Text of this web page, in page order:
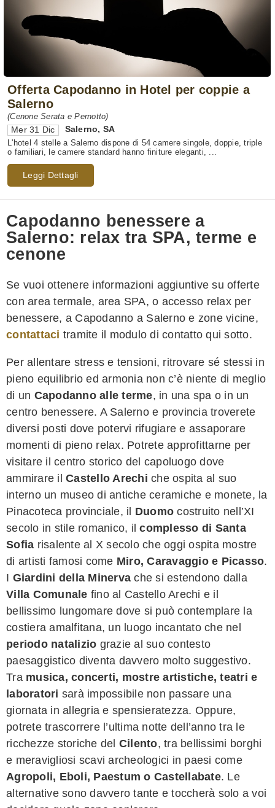
Offerta Capodanno in Hotel per coppie a
Salerno
(Cenone Serata e Pernotto)
Mer 31 Dic Salerno, SA
L'hotel 4 stelle a Salerno dispone di 54 camere singole, doppie, triple
o familiari, le camere standard hanno finiture eleganti, ...
Leggi Dettagli
Capodanno benessere a
Salerno: relax tra SPA, terme e
cenone
Se vuoi ottenere informazioni aggiuntive su offerte
con area termale, area SPA, o accesso relax per
benessere, a Capodanno a Salerno e zone vicine,
contattaci tramite il modulo di contatto qui sotto.
Per allentare stress e tensioni, ritrovare sé stessi in
pieno equilibrio ed armonia non c’è niente di meglio
di un Capodanno alle terme, in una spa o in un
centro benessere. A Salerno e provincia troverete
diversi posti dove potervi rifugiare e assaporare
momenti di pieno relax. Potrete approfittarne per
visitare il centro storico del capoluogo dove
ammirare il Castello Arechi che ospita al suo
interno un museo di antiche ceramiche e monete, la
Pinacoteca provinciale, il Duomocostruito nell’XI
secolo in stile romanico, ilcomplesso di Santa
Sofia risalente al X secolo che oggi ospita mostre
di artisti famosi come Miro, Caravaggio e Picasso.
I Giardini della Minerva che si estendono dalla
Villa Comunale fino al Castello Arechi e il
bellissimo lungomare dove si può contemplare la
costiera amalfitana, un luogo incantato che nel
periodo natalizio grazie al suo contesto
paesaggistico diventa davvero molto suggestivo.
Tra musica, concerti, mostre artistiche, teatri e
laboratori sarà impossibile non passare una
giornata in allegria e spensieratezza. Oppure,
potrete trascorrere l’ultima notte dell’anno tra le
ricchezze storiche del Cilento, tra bellissimi borghi
e meravigliosi scavi archeologici in paesi come
Agropoli, Eboli, Paestum o Castellabate. Le
alternative sono davvero tante e toccherà solo a voi